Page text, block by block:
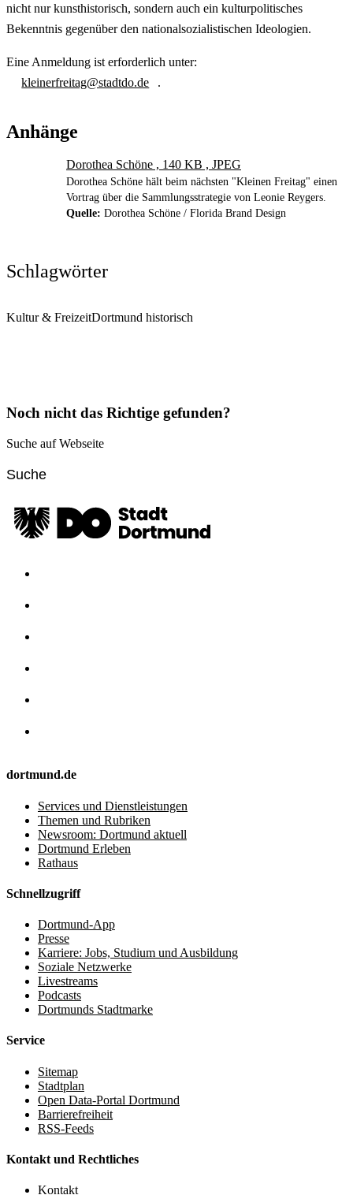
nicht nur kunsthistorisch, sondern auch ein kulturpolitisches
Bekenntnis gegenüber den nationalsozialistischen Ideologien.
Eine Anmeldung ist erforderlich unter:
kleinerfreitag@stadtdo.de
.
Anhänge
Dorothea Schöne , 140 KB , JPEG
Dorothea Schöne hält beim nächsten "Kleinen Freitag" einen
Vortrag über die Sammlungsstrategie von Leonie Reygers.
Quelle: Dorothea Schöne / Florida Brand Design
Schlagwörter
Kultur & FreizeitDortmund historisch
Noch nicht das Richtige gefunden?
Suche auf Webseite
dortmund.de
Services und Dienstleistungen
Themen und Rubriken
Newsroom: Dortmund aktuell
Dortmund Erleben
Rathaus
Schnellzugriff
Dortmund-App
Presse
Karriere: Jobs, Studium und Ausbildung
Soziale Netzwerke
Livestreams
Podcasts
Dortmunds Stadtmarke
Service
Sitemap
Stadtplan
Open Data-Portal Dortmund
Barrierefreiheit
RSS-Feeds
Kontakt und Rechtliches
Kontakt